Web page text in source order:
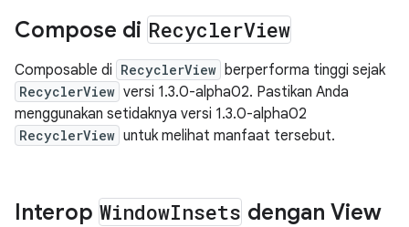
Compose di RecyclerView
Composable di RecyclerView berperforma tinggi sejak
RecyclerView versi 1.3.0-alpha02. Pastikan Anda
menggunakan setidaknya versi 1.3.0-alpha02
RecyclerView untuk melihat manfaat tersebut.
Interop WindowInsets dengan View